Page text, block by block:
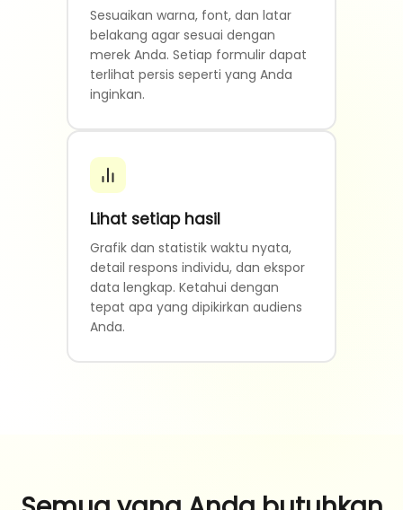
Sesuaikan warna, font, dan latar
belakang agar sesuai dengan
merek Anda. Setiap formulir dapat
terlihat persis seperti yang Anda
inginkan.
Lihat setiap hasil
Grafik dan statistik waktu nyata,
detail respons individu, dan ekspor
data lengkap. Ketahui dengan
tepat apa yang dipikirkan audiens
Anda.